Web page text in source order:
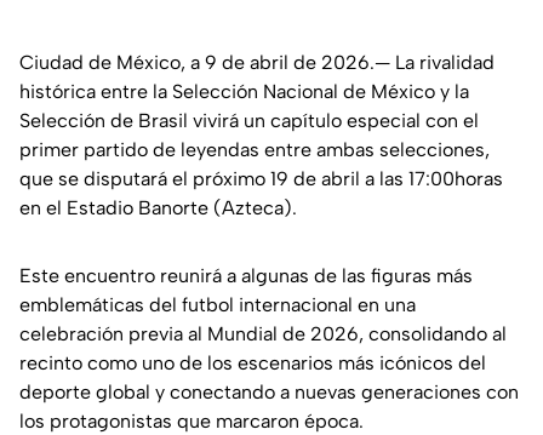
Ciudad de México, a 9 de abril de 2026.— La rivalidad
histórica entre la Selección Nacional de México y la
Selección de Brasil vivirá un capítulo especial con el
primer partido de leyendas entre ambas selecciones,
que se disputará el próximo 19 de abril a las 17:00horas
en el Estadio Banorte (Azteca).
Este encuentro reunirá a algunas de las figuras más
emblemáticas del futbol internacional en una
celebración previa al Mundial de 2026, consolidando al
recinto como uno de los escenarios más icónicos del
deporte global y conectando a nuevas generaciones con
los protagonistas que marcaron época.